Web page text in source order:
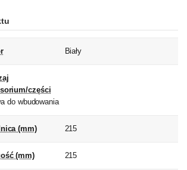
Biały
części
do wbudowania
(mm) 215
(mm) 215